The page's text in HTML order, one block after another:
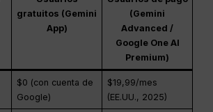
gratuitos (Gemini
App)
(Gemini
Advanced /
Google One AI
Premium)
$0 (con cuenta de
Google)
$19,99/mes
(EE.UU., 2025)